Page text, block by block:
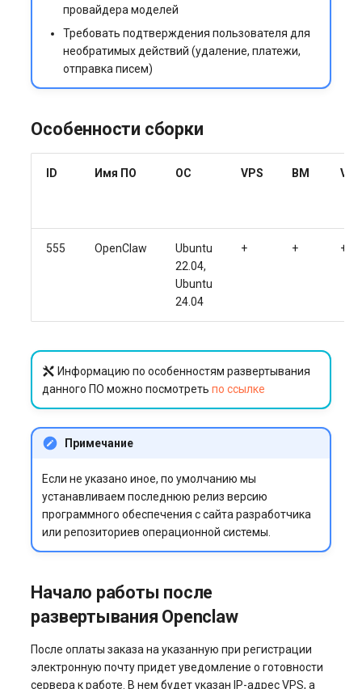
провайдера моделей
Требовать подтверждения пользователя для
необратимых действий (удаление, платежи,
отправка писем)
Особенности сборки
ID Имя ПО ОС VPS BM
555 OpenClaw
Ubuntu
22.04,
Ubuntu
24.04
+ + +
Информацию по особенностям развертывания
данного ПО можно посмотреть по ссылке
Примечание
Если не указано иное, по умолчанию мы
устанавливаем последнюю релиз версию
программного обеспечения с сайта разработчика
или репозиториев операционной системы.
Начало работы после
развертывания Openclaw
После оплаты заказа на указанную при регистрации
электронную почту придет уведомление о готовности
сервера к работе. В нем будет указан IP-адрес VPS, а